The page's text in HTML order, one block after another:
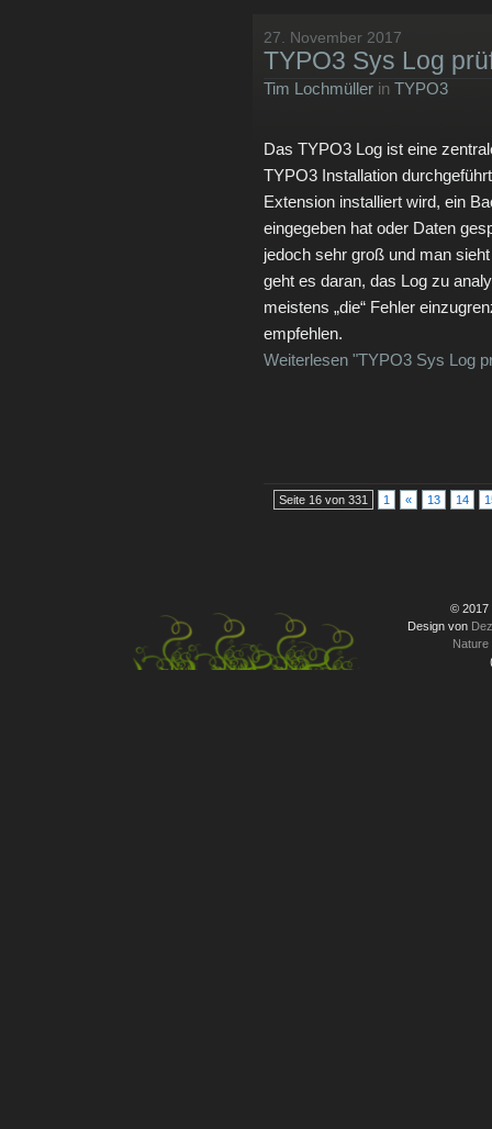
27. November 2017
TYPO3 Sys Log
Tim Lochmüller in TYPO3
Das TYPO3 Log ist eine
TYPO3 Installation
Extension installiert wird, ein
eingegeben hat oder Daten
jedoch sehr groß und man
geht es daran, das Log zu
meistens „die“ Fehler
empfehlen.
Weiterlesen "TYPO3 Sys Log
Seite 16 von 331 1 « 13 14
© 2017
Design von
Nature